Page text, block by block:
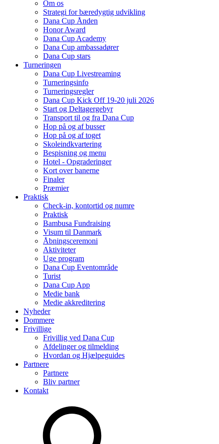
Om os
Strategi for bæredygtig udvikling
Dana Cup Ånden
Honor Award
Dana Cup Academy
Dana Cup ambassadører
Dana Cup stars
Turneringen
Dana Cup Livestreaming
Turneringsinfo
Turneringsregler
Dana Cup Kick Off 19-20 juli 2026
Start og Deltagergebyr
Transport til og fra Dana Cup
Hop på og af busser
Hop på og af toget
Skoleindkvartering
Bespisning og menu
Hotel - Opgraderinger
Kort over banerne
Finaler
Præmier
Praktisk
Check-in, kontortid og numre
Praktisk
Bambusa Fundraising
Visum til Danmark
Åbningsceremoni
Aktiviteter
Uge program
Dana Cup Eventområde
Turist
Dana Cup App
Medie bank
Medie akkreditering
Nyheder
Dommere
Frivillige
Frivillig ved Dana Cup
Afdelinger og tilmelding
Hvordan og Hjælpeguides
Partnere
Partnere
Bliv partner
Kontakt